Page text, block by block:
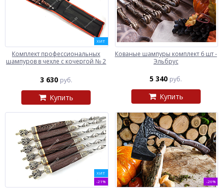
ХИТ
Комплект профессиональных
шампуров в чехле с кочергой № 2
3 630 руб.
Купить
Кованые шампуры комплект 6 шт -
Эльбрус
5 340 руб.
Купить
ХИТ
-21%
-26%